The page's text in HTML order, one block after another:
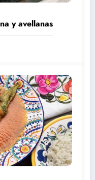
y avellanas